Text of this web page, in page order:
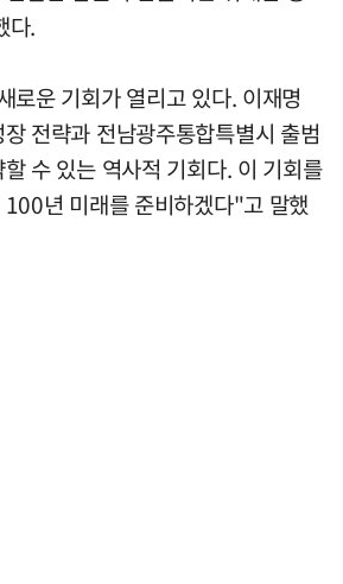
다.
로운 기회가 열리고 있다. 이재명
전략과 전남광주통합특별시 출범
수 있는 역사적 기회다. 이 기회를
년 미래를 준비하겠다"고 말했